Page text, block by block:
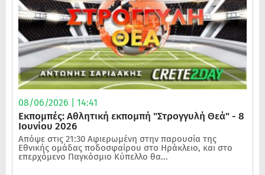
08/06/2026 | 14:41
Εκπομπές: Αθλητική εκπομπή "Στρογγυλή Θεά" - 8
Ιουνίου 2026
Απόψε στις 21:30 Αφιερωμένη στην παρουσία της
Εθνικής ομάδας ποδοσφαίρου στο Ηράκλειο, και στο
επερχόμενο Παγκόσμιο Κύπελλο θα...